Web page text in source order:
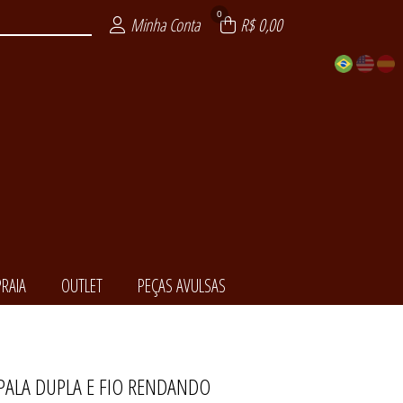
Minha Conta 0 R$ 0,00
OUTLET PEÇAS AVULSAS
DUPLA E FIO RENDANDO